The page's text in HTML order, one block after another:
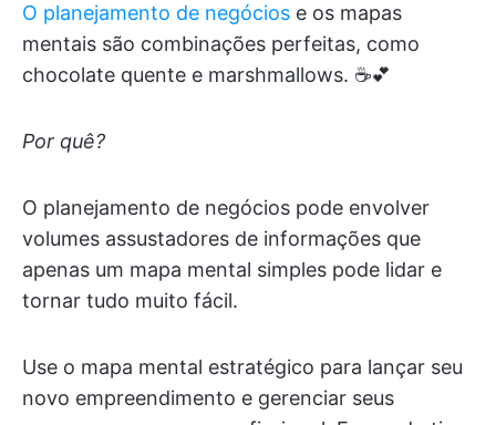
O planejamento de negócios e os mapas
mentais são combinações perfeitas, como
chocolate quente e marshmallows. ☕️💕
Por quê?
O planejamento de negócios pode envolver
volumes assustadores de informações que
apenas um mapa mental simples pode lidar e
tornar tudo muito fácil.
Use o mapa mental estratégico para lançar seu
novo empreendimento e gerenciar seus